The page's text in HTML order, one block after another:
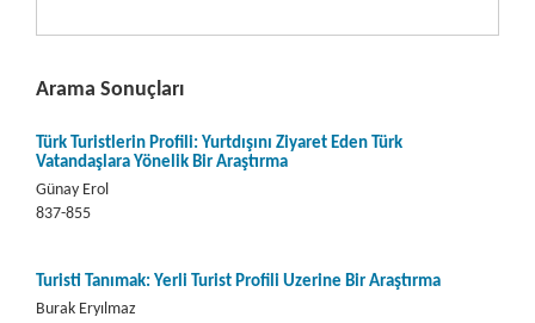
Arama Sonuçları
Türk Turistlerin Profili: Yurtdışını Ziyaret Eden Türk
Vatandaşlara Yönelik Bir Araştırma
Günay Erol
837-855
Turisti Tanımak: Yerli Turist Profili Üzerine Bir Araştırma
Burak Eryılmaz